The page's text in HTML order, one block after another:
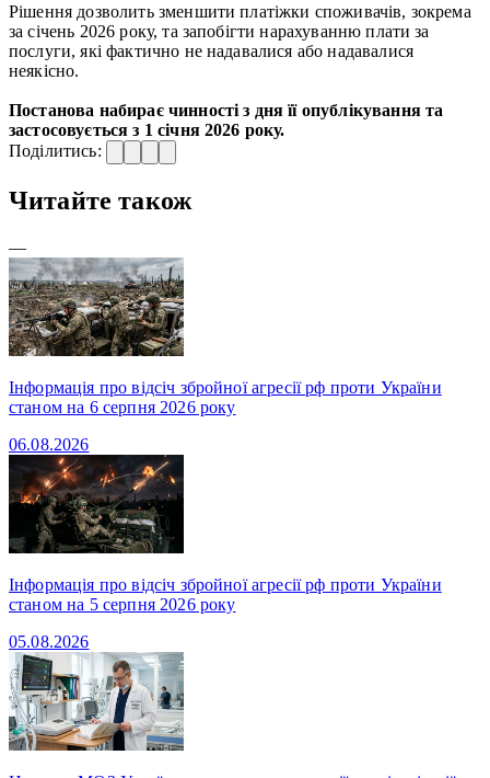
Рішення дозволить зменшити платіжки споживачів, зокрема
за січень 2026 року, та запобігти нарахуванню плати за
послуги, які фактично не надавалися або надавалися
неякісно.
Постанова набирає чинності з дня її опублікування та
застосовується з 1 січня 2026 року.
Поділитись:
Читайте також
—
Інформація про відсіч збройної агресії рф проти України
станом на 6 серпня 2026 року
06.08.2026
Інформація про відсіч збройної агресії рф проти України
станом на 5 серпня 2026 року
05.08.2026